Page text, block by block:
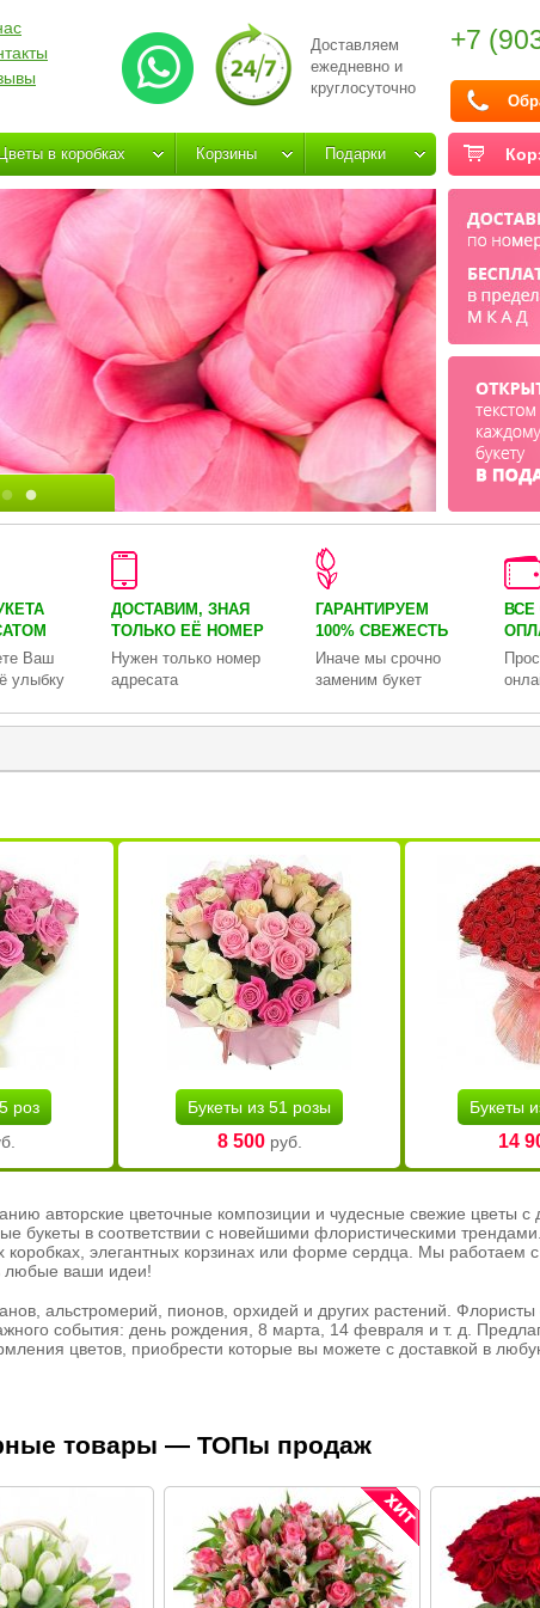
Доставляем
ежедневно и
круглосуточно
+7
Цветы в коробках Корзины Подарки
Ваш
улыбку
ДОСТАВИМ, ЗНАЯ
ТОЛЬКО ЕЁ НОМЕР
Нужен только номер
адресата
ГАРАНТИРУЕМ
100% СВЕЖЕСТЬ
Иначе мы срочно
заменим букет
роз Букеты из 51 розы
8 500руб.
Букеты
14
авторские цветочные композиции и чудесные свежие цветы с
букеты в соответствии с новейшими флористическими
коробках, элегантных корзинах или форме сердца. Мы работаем
любые ваши идеи!
альстромерий, пионов, орхидей и других растений. Флористы
события: день рождения, 8 марта, 14 февраля и т. д.
цветов, приобрести которые вы можете с доставкой в
товары — ТОПы продаж